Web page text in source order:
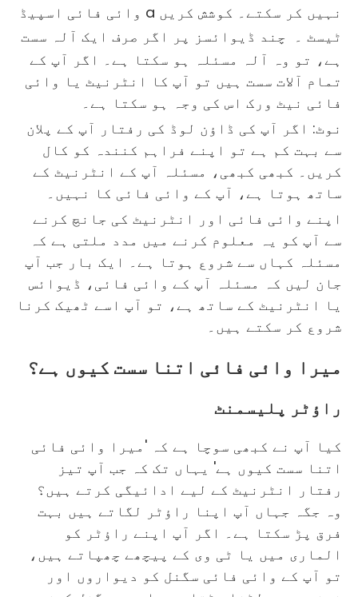
نہیں کر سکتے۔ کوشش کریں a
وائی فائی اسپیڈ
ٹیسٹ ۔ چند ڈیوائسز پر اگر صرف ایک آلہ سست
ہے، تو وہ آلہ مسئلہ ہو سکتا ہے۔ اگر آپ کے
تمام آلات سست ہیں تو آپ کا انٹرنیٹ یا وائی
فائی نیٹ ورک اس کی وجہ ہو سکتا ہے۔
نوٹ: اگر آپ کی ڈاؤن لوڈ کی رفتار آپ کے پلان
سے بہت کم ہے تو اپنے فراہم کنندہ کو کال
کریں۔ کبھی کبھی، مسئلہ آپ کے انٹرنیٹ کے
ساتھ ہوتا ہے، آپ کے وائی فائی کا نہیں۔
اپنے وائی فائی اور انٹرنیٹ کی جانچ کرنے
سے آپ کو یہ معلوم کرنے میں مدد ملتی ہے کہ
مسئلہ کہاں سے شروع ہوتا ہے۔ ایک بار جب آپ
جان لیں کہ مسئلہ آپ کے وائی فائی، ڈیوائس
یا انٹرنیٹ کے ساتھ ہے، تو آپ اسے ٹھیک کرنا
شروع کر سکتے ہیں۔
میرا وائی فائی اتنا سست کیوں ہے؟
راؤٹر پلیسمنٹ
کیا آپ نے کبھی سوچا ہے کہ 'میرا وائی فائی
اتنا سست کیوں ہے' یہاں تک کہ جب آپ تیز
رفتار انٹرنیٹ کے لیے ادائیگی کرتے ہیں؟
وہ جگہ جہاں آپ اپنا راؤٹر لگاتے ہیں بہت
فرق پڑ سکتا ہے۔ اگر آپ اپنے راؤٹر کو
الماری میں یا ٹی وی کے پیچھے چھپاتے ہیں،
تو آپ کے وائی فائی سگنل کو دیواروں اور